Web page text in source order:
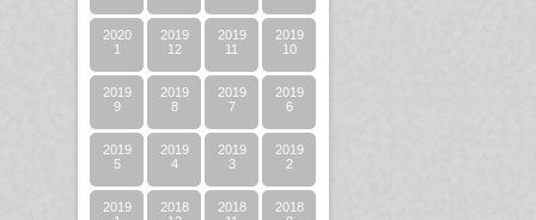
2020
1
2019
12
2019
11
2019
10
2019
9
2019
8
2019
7
2019
6
2019
5
2019
4
2019
3
2019
2
2019
2018
2018
2018